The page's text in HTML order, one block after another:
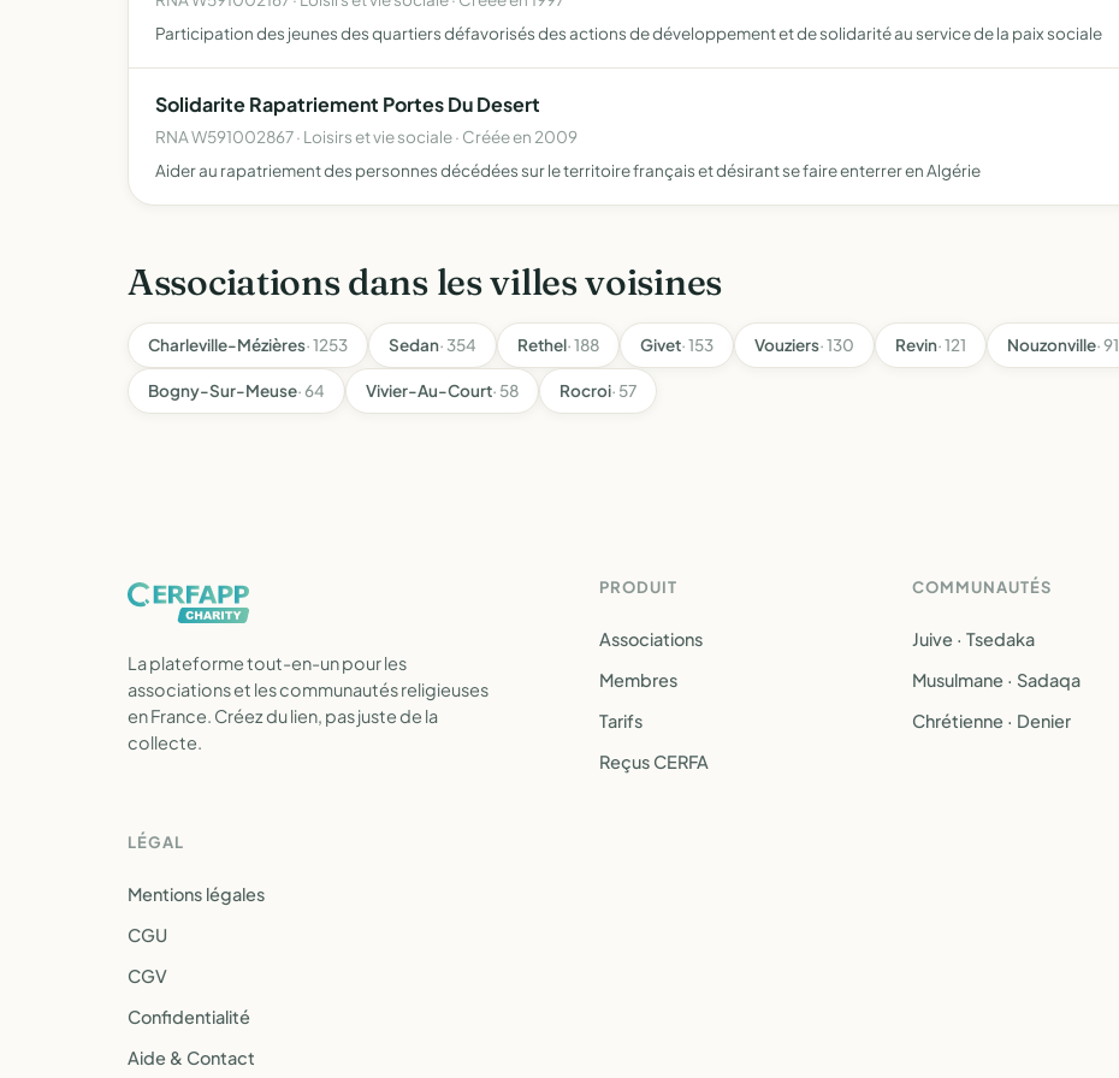
Participation des jeunes des quartiers défavorisés des actions de développement et de solidarité au service de la paix sociale
Solidarite Rapatriement Portes Du Desert
RNA W591002867 · Loisirs et vie sociale · Créée en 2009
Aider au rapatriement des personnes décédées sur le territoire français et désirant se faire enterrer en Algérie
Associations dans les villes voisines
Charleville-Mézières· 1253 Sedan· 354 Rethel· 188 Givet· 153 Vouziers· 130 Revin· 121 Nouzonville· 91
Bogny-Sur-Meuse· 64 Vivier-Au-Court· 58 Rocroi· 57
La plateforme tout-en-un pour les
associations et les communautés religieuses
en France. Créez du lien, pas juste de la
collecte.
PRODUIT
Associations
Membres
Tarifs
Reçus CERFA
COMMUNAUTÉS
Juive · Tsedaka
Musulmane · Sadaqa
Chrétienne · Denier
LÉGAL
Mentions légales
CGU
CGV
Confidentialité
Aide & Contact